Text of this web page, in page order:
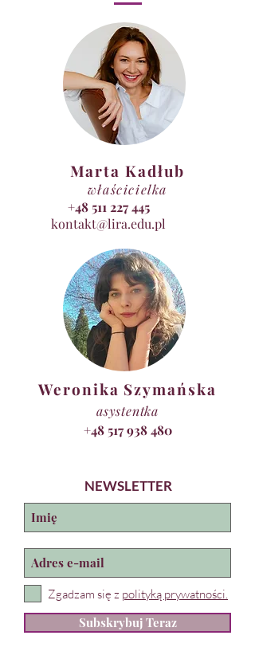
Marta Kadłub
właścicielka
+48 511 227 445
kontakt@lira.edu.pl
Weronika Szymańska
asystentka
+48 517 938 480
NEWSLETTER
Zgadzam się z polityką prywatności.
Subskrybuj Teraz